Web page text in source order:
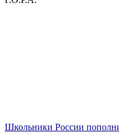
Школьники России